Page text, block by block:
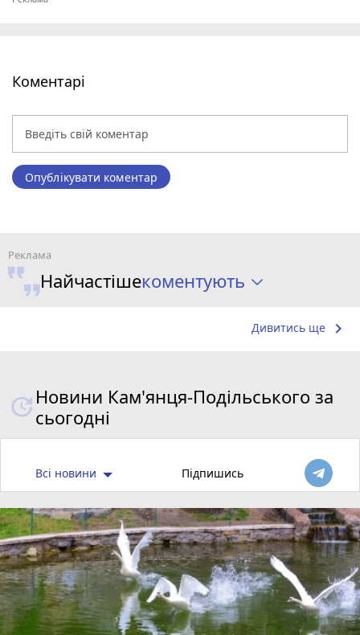
Коментарі
Опублікувати коментар
Найчастішекоментують
Дивитись ще keyboard_arrow_right
Новини Кам'янця-Подільського за
сьогодні
Всі новини Підпишись